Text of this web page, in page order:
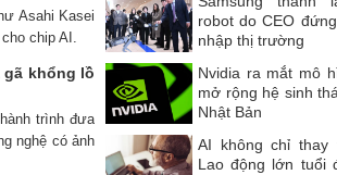
Asahi Kasei
chip AI.
gã khổng lồ
trình đưa
nghệ có ảnh
robot do CEO
nhập thị trường
Nvidia ra mắt mô
mở rộng hệ sinh
Nhật Bản
AI không chỉ thay
Lao động lớn tuổi